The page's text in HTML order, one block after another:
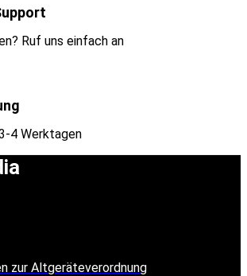
Ruf uns einfach an
4 Werktagen
zur Altgeräteverordnung